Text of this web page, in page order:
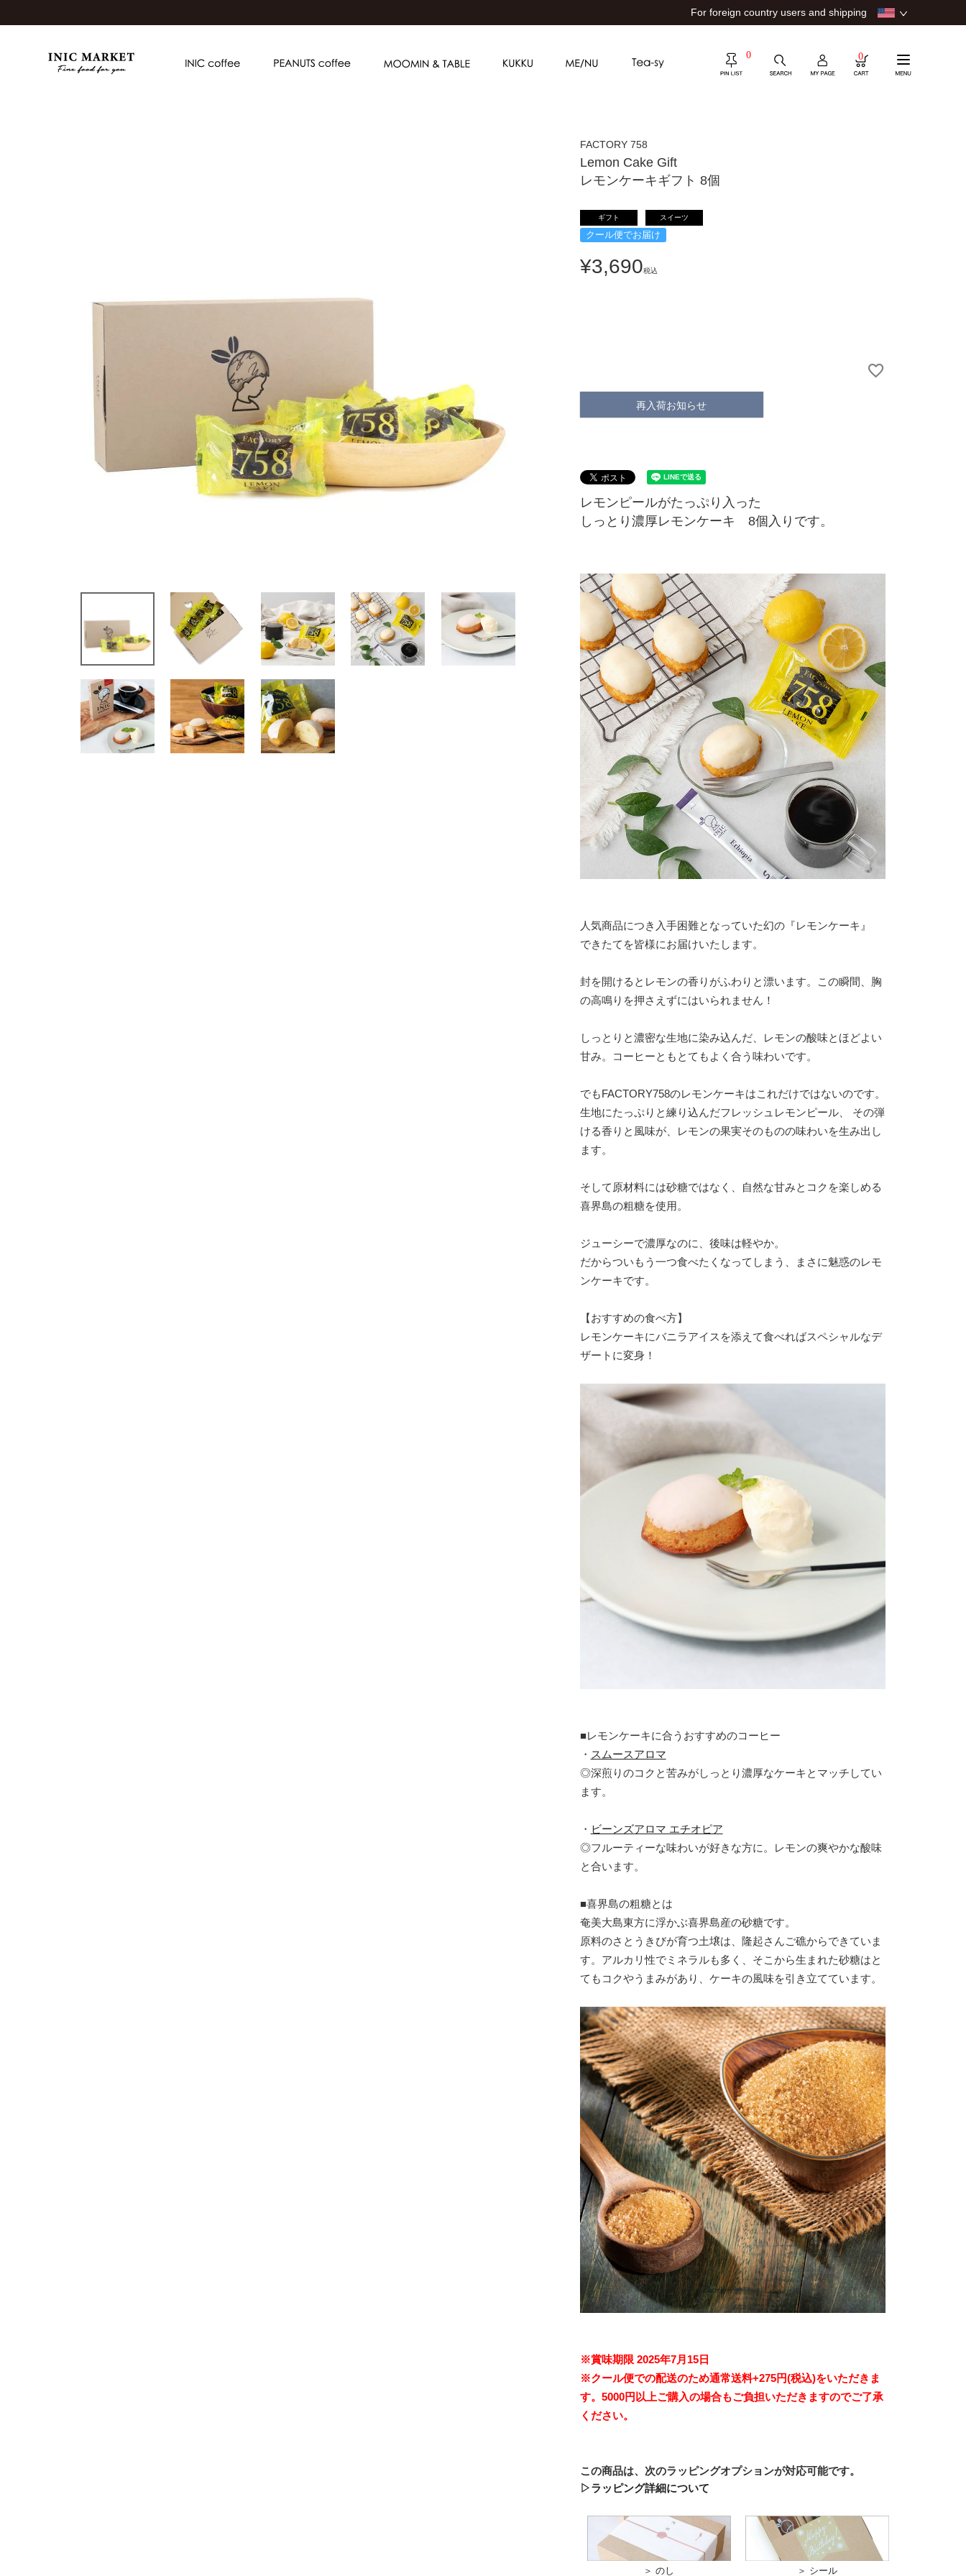
For foreign country users and shipping
0 0
FACTORY 758
Lemon Cake Gift
レモンケーキギフト 8個
ギフト スイーツ
クール便でお届け
¥3,690税込
再入荷お知らせ
レモンピールがたっぷり入った
しっとり濃厚レモンケーキ 8個入りです。
人気商品につき入手困難となっていた幻の『レモンケーキ』
できたてを皆様にお届けいたします。
封を開けるとレモンの香りがふわりと漂います。この瞬間、胸
の高鳴りを押さえずにはいられません！
しっとりと濃密な生地に染み込んだ、レモンの酸味とほどよい
甘み。コーヒーともとてもよく合う味わいです。
でもFACTORY758のレモンケーキはこれだけではないのです。
生地にたっぷりと練り込んだフレッシュレモンピール、 その弾
ける香りと風味が、レモンの果実そのものの味わいを生み出し
ます。
そして原材料には砂糖ではなく、自然な甘みとコクを楽しめる
喜界島の粗糖を使用。
ジューシーで濃厚なのに、後味は軽やか。
だからついもう一つ食べたくなってしまう、まさに魅惑のレモ
ンケーキです。
【おすすめの食べ方】
レモンケーキにバニラアイスを添えて食べればスペシャルなデ
ザートに変身！
■レモンケーキに合うおすすめのコーヒー
・ スムースアロマ
◎深煎りのコクと苦みがしっとり濃厚なケーキとマッチしてい
ます。
・ ビーンズアロマ エチオピア
◎フルーティーな味わいが好きな方に。レモンの爽やかな酸味
と合います。
■喜界島の粗糖とは
奄美大島東方に浮かぶ喜界島産の砂糖です。
原料のさとうきびが育つ土壌は、隆起さんご礁からできていま
す。アルカリ性でミネラルも多く、そこから生まれた砂糖はと
てもコクやうまみがあり、ケーキの風味を引き立てています。
※賞味期限 2025年7月15日
※クール便での配送のため通常送料+275円(税込)をいただきま
す。5000円以上ご購入の場合もご負担いただきますのでご了承
ください。
この商品は、次のラッピングオプションが対応可能です。
▷ラッピング詳細について
＞ のし ＞ シール